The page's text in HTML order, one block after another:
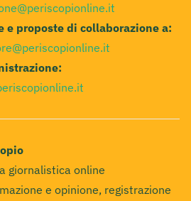
e proposte di collaborazione a:
giornalistica online
e opinione, registrazione